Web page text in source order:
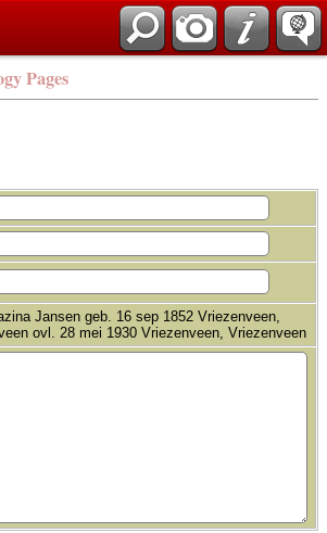
Pages
Jansen geb. 16 sep 1852 Vriezenveen,
ovl. 28 mei 1930 Vriezenveen, Vriezenveen